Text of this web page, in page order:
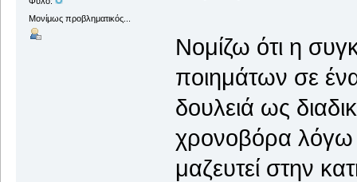
Μονίμως προβληματικός...
Νομίζω ότι η
ποιημάτων σε ένα
δουλειά ως
χρονοβόρα λόγω
μαζευτεί στην